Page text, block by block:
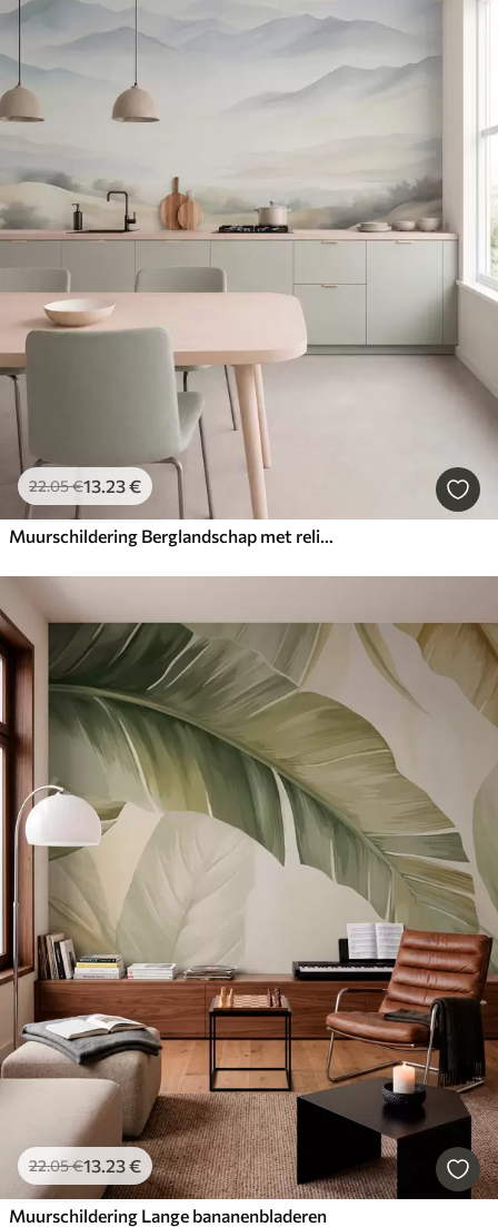
22.05€13 .23€
22.05€13 .23€
Muurschildering Lange bananenbladeren